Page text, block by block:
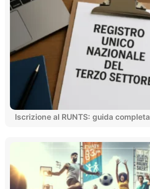
Iscrizione al RUNTS: guida completa